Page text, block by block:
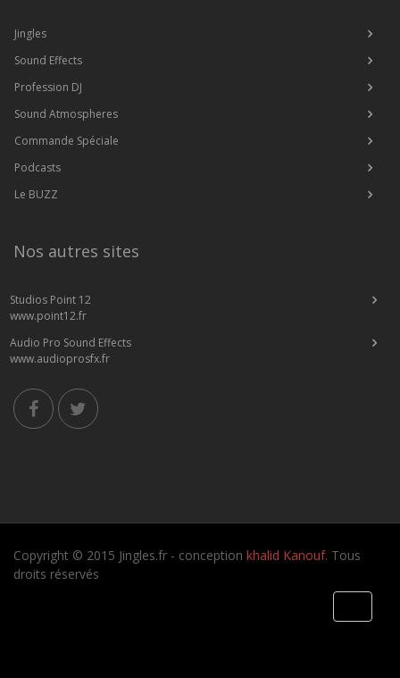
Jingles
Sound Effects
Profession DJ
Sound Atmospheres
Commande Spéciale
Podcasts
Le BUZZ
Nos autres sites
Studios Point 12
www.point12.fr
Audio Pro Sound Effects
www.audioprosfx.fr
Copyright © 2015 Jingles.fr - conception khalid Kanouf. Tous
droits réservés